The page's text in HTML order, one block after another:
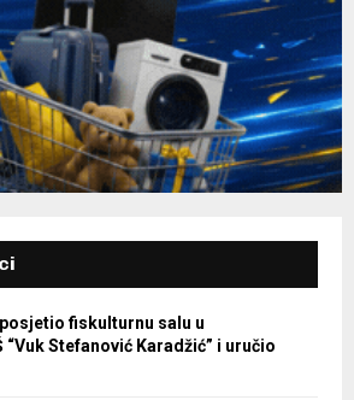
posjetio fiskulturnu salu u
Stefanović Karadžić” i uručio